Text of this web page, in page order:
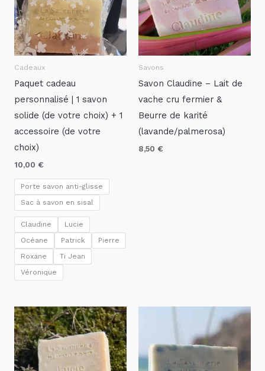
Cadeaux
Paquet cadeau
personnalisé | 1 savon
solide (de votre choix) + 1
accessoire (de votre
choix)
10,00 €
Porte savon anti-glisse
Sac à savon en sisal
Claudine
Lucie
Océane
Patrick
Pierre
Roxane
Ti Jean
Véronique
Savons
Savon Claudine – Lait de
vache cru fermier &
Beurre de karité
(lavande/palmerosa)
8,50 €
prix :
3,70 €
8,50 €